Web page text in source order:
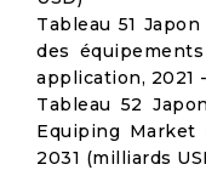
Tableau 51
des
application, 2021
Tableau 52
Equiping Market
2031 (milliards